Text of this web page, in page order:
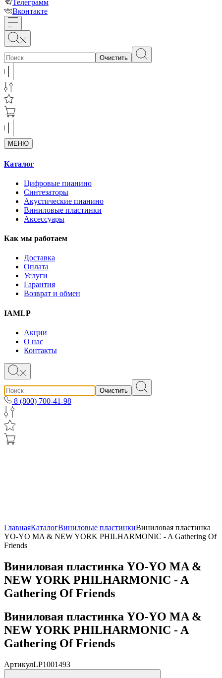
Телеграмм
Вконтакте
Очистить
МЕНЮ
Каталог
Цифровые пианино
Синтезаторы
Акустические пианино
Виниловые пластинки
Аксессуары
Как мы работаем
Доставка
Оплата
Услуги
Гарантия
Возврат и обмен
IAMLP
Акции
О нас
Контакты
Очистить
8 (800) 700-41-98
ГлавнаяКаталогВиниловые пластинкиВиниловая пластинка
YO-YO MA & NEW YORK PHILHARMONIC - A Gathering Of
Friends
Виниловая пластинка YO-YO MA &
NEW YORK PHILHARMONIC - A
Gathering Of Friends
Виниловая пластинка YO-YO MA &
NEW YORK PHILHARMONIC - A
Gathering Of Friends
АртикулLP1001493